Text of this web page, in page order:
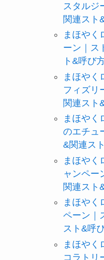
スタルジ
関連スト
まほやく
ーン｜ス
ト&呼び
まほやく
フィズリ
関連スト
まほやく
のエチュ
&関連ス
まほやく
ャンペー
関連スト
まほやく
ペーン｜
スト&呼
まほやく
コラトリ